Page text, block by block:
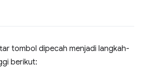
tombol dipecah menjadi langkah-
berikut: